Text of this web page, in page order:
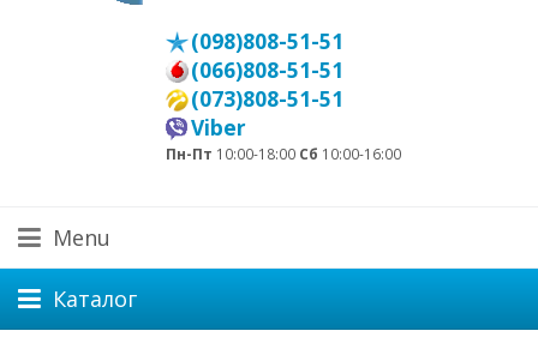
(098)808-51-51
(066)808-51-51
(073)808-51-51
Viber
Пн-Пт 10:00-18:00 Сб 10:00-16:00
Menu
Каталог